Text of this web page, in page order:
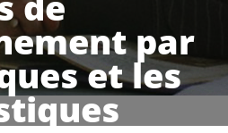
par
et les